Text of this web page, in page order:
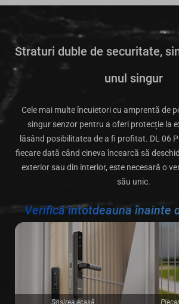
Straturi duble de securitate,
unul singur
Cele mai multe încuietori cu amprentă de
singur senzor pentru a oferi protecție la
lăsând posibilitatea de a fi profitat. DL 06
fiecare dată când cineva încearcă să
exterior sau din interior, este necesară o
său unic.
Verifică întotdeauna înainte
Sosirea acasă